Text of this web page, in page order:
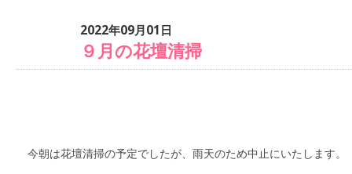
2022年09月01日
９月の花壇清掃
今朝は花壇清掃の予定でしたが、雨天のため中止にいたします。